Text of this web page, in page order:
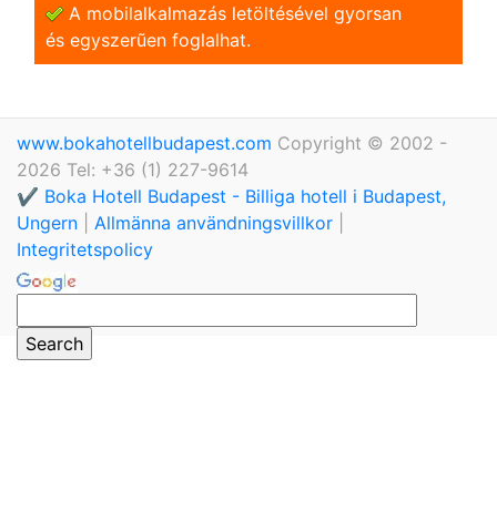
A mobilalkalmazás letöltésével gyorsan
és egyszerũen foglalhat.
www.bokahotellbudapest.com Copyright © 2002 -
2026 Tel: +36 (1) 227-9614
✔️ Boka Hotell Budapest - Billiga hotell i Budapest,
Ungern
Allmänna användningsvillkor
Integritetspolicy